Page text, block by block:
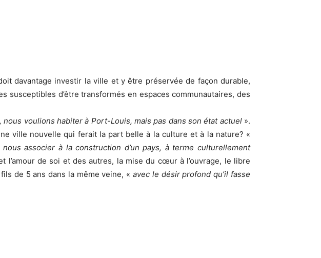
davantage investir la ville et y être préservée de façon durable,
d’être transformés en espaces communautaires, des
voulions habiter à Port-Louis, mais pas dans son état actuel ».
ville nouvelle qui ferait la part belle à la culture et à la nature? «
associer à la construction d’un pays, à terme culturellement
de soi et des autres, la mise du cœur à l’ouvrage, le libre
de 5 ans dans la même veine, «avec le désir profond qu’il fasse